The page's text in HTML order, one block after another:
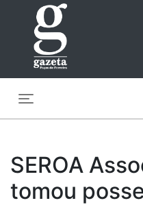
SEROA
tomou